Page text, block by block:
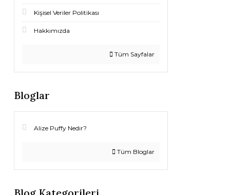
Kişisel Veriler Politikası
Hakkımızda
Tüm Sayfalar
Bloglar
Alize Puffy Nedir?
Tüm Bloglar